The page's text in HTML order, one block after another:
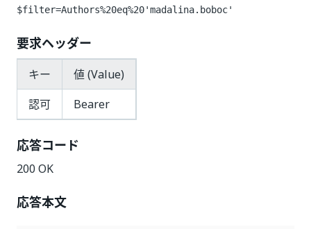
$filter=Authors%20eq%20'madalina.boboc'
要求ヘッダー
キー
値 (Value)
認可
Bearer
応答コード
200 OK
応答本文